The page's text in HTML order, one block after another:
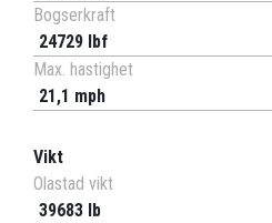
Bogserkraft
24729 lbf
Max. hastighet
21,1 mph
Vikt
Olastad vikt
39683 lb